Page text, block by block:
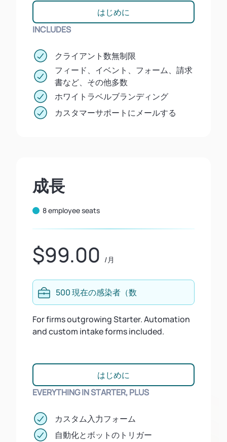
はじめに
INCLUDES
クライアント数無制限
フィード、イベント、フォーム、請求
書など、その他多数
ホワイトラベルブランディング
カスタマーサポートにメールする
成長
8 employee seats
$99.00 /月
500 現在の感染者（数
For firms outgrowing Starter. Automation
and custom intake forms included.
はじめに
EVERYTHING IN STARTER, PLUS
カスタム入力フォーム
自動化とボットのトリガー